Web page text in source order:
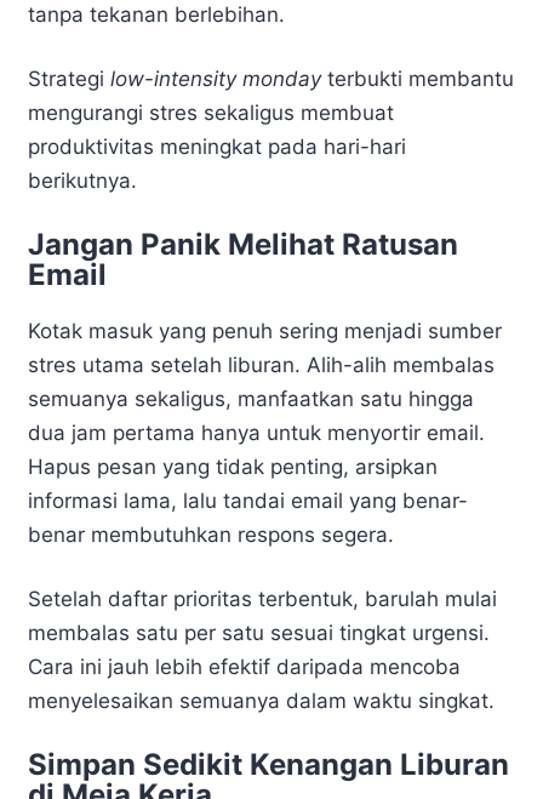
tanpa tekanan berlebihan.
Strategi low-intensity mondayterbukti membantu
mengurangi stres sekaligus membuat
produktivitas meningkat pada hari-hari
berikutnya.
Jangan Panik Melihat Ratusan
Email
Kotak masuk yang penuh sering menjadi sumber
stres utama setelah liburan. Alih-alih membalas
semuanya sekaligus, manfaatkan satu hingga
dua jam pertama hanya untuk menyortir email.
Hapus pesan yang tidak penting, arsipkan
informasi lama, lalu tandai email yang benar-
benar membutuhkan respons segera.
Setelah daftar prioritas terbentuk, barulah mulai
membalas satu per satu sesuai tingkat urgensi.
Cara ini jauh lebih efektif daripada mencoba
menyelesaikan semuanya dalam waktu singkat.
Simpan Sedikit Kenangan Liburan